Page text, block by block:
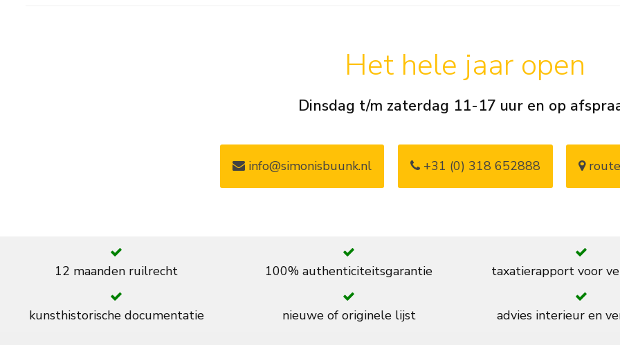
Het hele jaar open
Dinsdag t/m zaterdag 11-17 uur en op
info@simonisbuunk.nl +31 (0) 318 652888
12 maanden ruilrecht 100% authenticiteitsgarantie taxatierapport voor
kunsthistorische documentatie nieuwe of originele lijst advies interieur en